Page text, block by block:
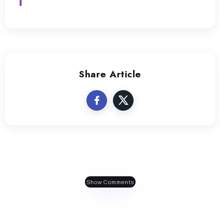
Share Article
Show Comments